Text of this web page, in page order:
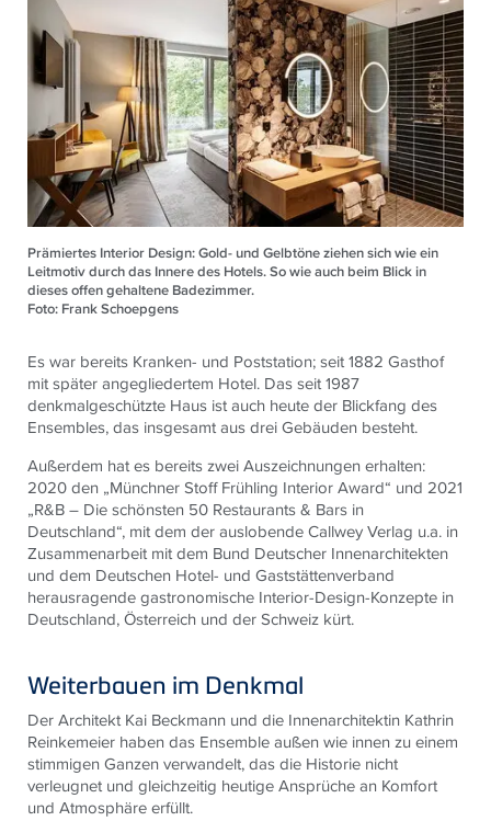
Prämiertes Interior Design: Gold- und Gelbtöne ziehen sich wie ein
Leitmotiv durch das Innere des Hotels. So wie auch beim Blick in
dieses offen gehaltene Badezimmer.
Foto: Frank Schoepgens
Es war bereits Kranken- und Poststation; seit 1882 Gasthof
mit später angegliedertem Hotel. Das seit 1987
denkmalgeschützte Haus ist auch heute der Blickfang des
Ensembles, das insgesamt aus drei Gebäuden besteht.
Außerdem hat es bereits zwei Auszeichnungen erhalten:
2020 den „Münchner Stoff Frühling Interior Award“ und 2021
„R&B – Die schönsten 50 Restaurants & Bars in
Deutschland“, mit dem der auslobende Callwey Verlag u.a. in
Zusammenarbeit mit dem Bund Deutscher Innenarchitekten
und dem Deutschen Hotel- und Gaststättenverband
herausragende gastronomische Interior-Design-Konzepte in
Deutschland, Österreich und der Schweiz kürt.
Weiterbauen im Denkmal
Der Architekt Kai Beckmann und die Innenarchitektin Kathrin
Reinkemeier haben das Ensemble außen wie innen zu einem
stimmigen Ganzen verwandelt, das die Historie nicht
verleugnet und gleichzeitig heutige Ansprüche an Komfort
und Atmosphäre erfüllt.